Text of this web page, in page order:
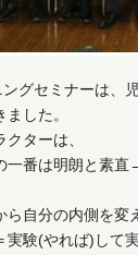
グセミナーは、
した。
ターは、
一番は明朗と素
ら自分の内側を
実験(やれば)して